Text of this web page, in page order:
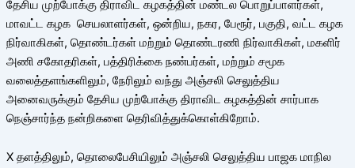
தேசிய முற்போக்கு திராவிட கழகத்தின் மண்டல பொறுப்பாளர்கள்,
மாவட்ட கழக செயலாளர்கள், ஒன்றிய, நகர, பேரூர், பகுதி, வட்ட கழக
நிர்வாகிகள், தொண்டர்கள் மற்றும் தொண்டரணி நிர்வாகிகள், மகளிர்
அணி சகோதரிகள், பத்திரிக்கை நண்பர்கள், மற்றும் சமூக
வலைத்தளங்களிலும், நேரிலும் வந்து அஞ்சலி செலுத்திய
அனைவருக்கும் தேசிய முற்போக்கு திராவிட கழகத்தின் சார்பாக
நெஞ்சார்ந்த நன்றிகளை தெரிவித்துக்கொள்கிறோம்.
X தளத்திலும், தொலைபேசியிலும் அஞ்சலி செலுத்திய பாஜக மாநில